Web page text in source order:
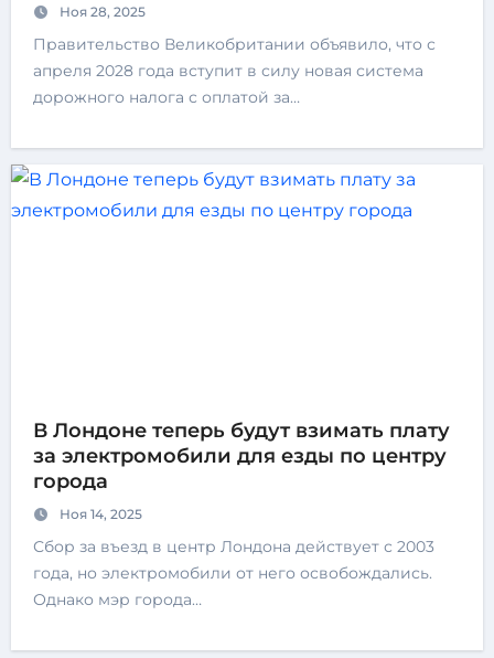
Ноя 28, 2025
Правительство Великобритании объявило, что с
апреля 2028 года вступит в силу новая система
дорожного налога с оплатой за…
В Лондоне теперь будут взимать плату
за электромобили для езды по центру
города
Ноя 14, 2025
Сбор за въезд в центр Лондона действует с 2003
года, но электромобили от него освобождались.
Однако мэр города…